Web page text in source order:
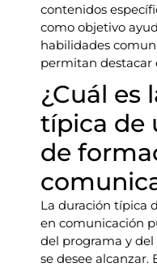
contenidos
como objetivo
habilidades
permitan destacar
¿Cuál es
típica de
de
La duración típica
en comunicación
del programa y
se desee alcanzar.